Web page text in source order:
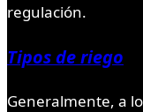
regulación.
Tipos de riego
Generalmente, a